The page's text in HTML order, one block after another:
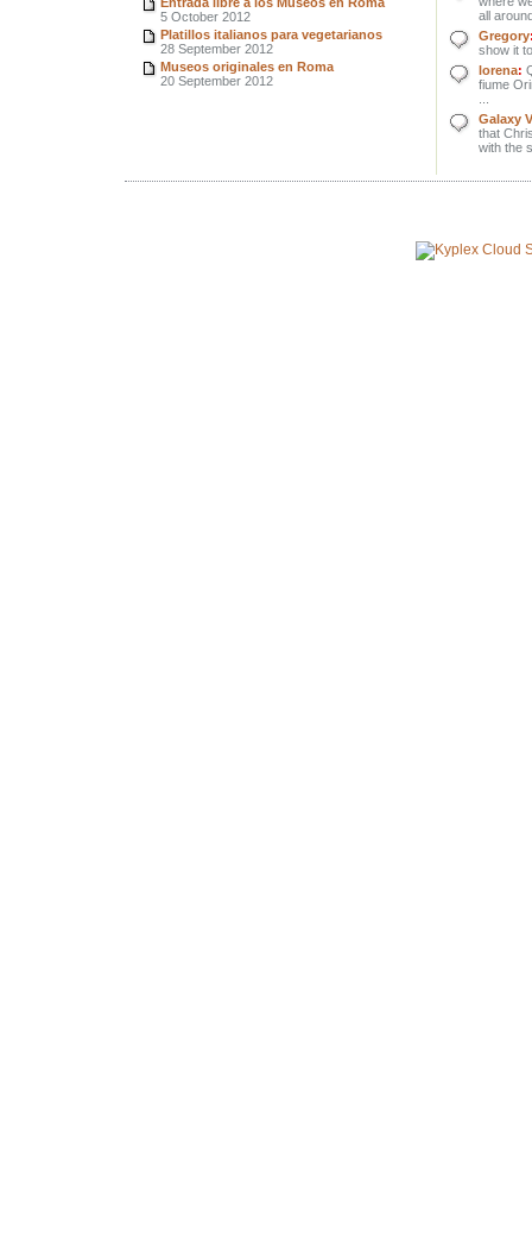
5 October 2012
Platillos italianos para vegetarianos
28 September 2012
Museos originales en Roma
20 September 2012
all
Gregory
show it
lorena:
fiume
Galaxy
that
with the